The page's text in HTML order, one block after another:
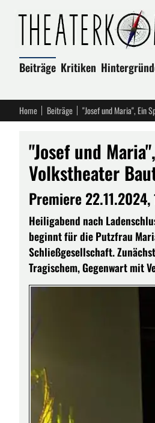
Beiträge Kritiken
Home Beiträge "Josef und Maria", Ein
"Josef und
Volkstheater
Premiere
Heiligabend nach
beginnt für die Putzfrau
Schließgesellschaft.
Tragischem, Gegenwart mit